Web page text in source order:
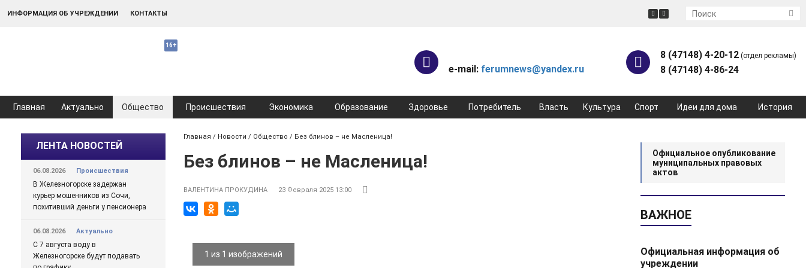
ИНФОРМАЦИЯ ОБ УЧРЕЖДЕНИИ КОНТАКТЫ
e-mail: ferumnews@yandex.ru
8 (47148) 4-20-12 (отдел рекламы)
8 (47148) 4-86-24
Главная Актуально Общество Происшествия Экономика Образование Здоровье Потребитель Власть Культура Спорт Идеи для дома История
ЛЕНТА НОВОСТЕЙ
06.08.2026 Происшествия
В Железногорске задержан
курьер мошенников из Сочи,
похитивший деньги у пенсионера
06.08.2026 Актуально
С 7 августа воду в
Железногорске будут подавать
Главная / Новости / Общество / Без блинов – не Масленица!
Без блинов – не Масленица!
ВАЛЕНТИНА ПРОКУДИНА 23 Февраля 2025 13:00
1 из 1 изображений
Официальное опубликование
муниципальных правовых
актов
ВАЖНОЕ
Официальная информация об
учреждении